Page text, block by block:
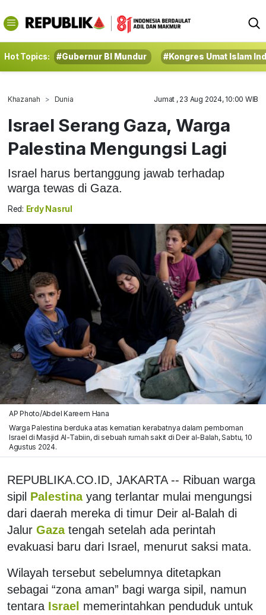
Hot Topics: #Gubernur BI Mundur #Kongres Umat Islam
Khazanah Dunia Jumat , 23 Aug 2024, 10:00 WIB
Israel Serang Gaza, Warga
Palestina Mengungsi Lagi
Israel harus bertanggung jawab terhadap
warga tewas di Gaza.
Red: Erdy Nasrul
AP Photo/Abdel Kareem Hana
Warga Palestina berduka atas kematian kerabatnya dalam pemboman
Israel di Masjid Al-Tabiin, di sebuah rumah sakit di Deir al-Balah, Sabtu, 10
Agustus 2024.
REPUBLIKA.CO.ID, JAKARTA -- Ribuan warga
sipil Palestina yang terlantar mulai mengungsi
dari daerah mereka di timur Deir al-Balah di
Jalur Gaza tengah setelah ada perintah
evakuasi baru dari Israel, menurut saksi mata.
Wilayah tersebut sebelumnya ditetapkan
sebagai “zona aman” bagi warga sipil, namun
tentara Israel memerintahkan penduduk untuk